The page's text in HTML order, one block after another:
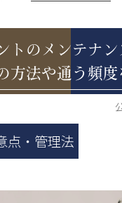
トのメンテナン
方法や通う頻度
点・管理法